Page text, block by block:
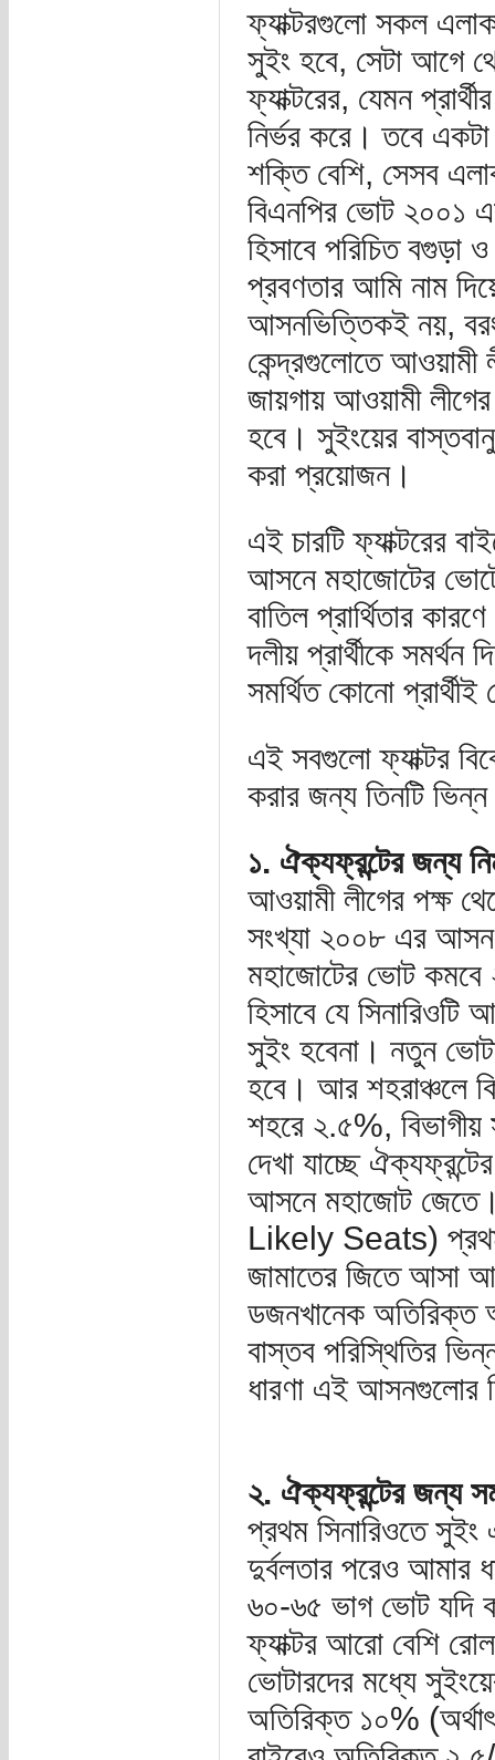
ফ্যাক্টরগুলো সকল
সুইং হবে, সেটা আগে
ফ্যাক্টরের, যেমন
নির্ভর করে। তবে একটা
শক্তি বেশি, সেসব
বিএনপির ভোট ২০০১
হিসাবে পরিচিত
প্রবণতার আমি নাম
আসনভিত্তিকই নয়, বরং
কেন্দ্রগুলোতে আওয়ামী
জায়গায় আওয়ামী
হবে। সুইংয়ের
করা প্রয়োজন।
এই চারটি ফ্যাক্টরের
আসনে মহাজোটের
বাতিল প্রার্থিতার
দলীয় প্রার্থীকে
সমর্থিত কোনো
এই সবগুলো ফ্যাক্টর
করার জন্য তিনটি ভিন্ন
১. ঐক্যফ্রন্টের জন্য
আওয়ামী লীগের পক্ষ
সংখ্যা ২০০৮ এর আসন
মহাজোটের ভোট কমবে
হিসাবে যে
সুইং হবেনা। নতুন
হবে। আর শহরাঞ্চলে
শহরে ২.৫%,
দেখা যাচ্ছে
আসনে মহাজোট
Likely Seats) প্রথম
জামাতের জিতে আসা
ডজনখানেক অতিরিক্ত
বাস্তব পরিস্থিতির
ধারণা এই আসনগুলোর
২. ঐক্যফ্রন্টের
প্রথম সিনারিওতে সুইং
দুর্বলতার পরেও আমার
৬০-৬৫ ভাগ ভোট যদি
ফ্যাক্টর আরো বেশি
ভোটারদের মধ্যে
অতিরিক্ত ১০%